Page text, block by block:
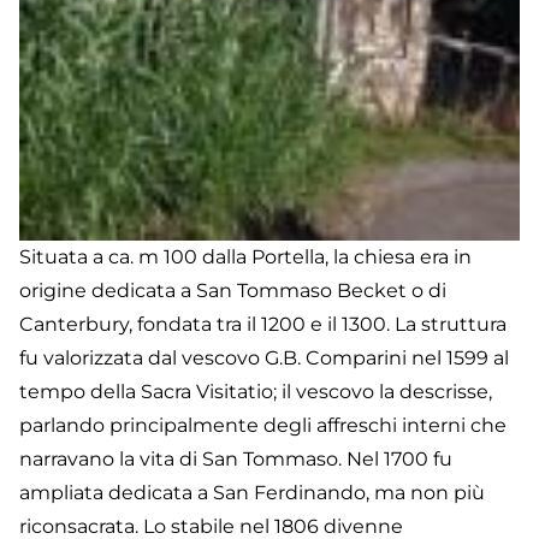
Situata a ca. m 100 dalla Portella, la chiesa era in
origine dedicata a San Tommaso Becket o di
Canterbury, fondata tra il 1200 e il 1300. La struttura
fu valorizzata dal vescovo G.B. Comparini nel 1599 al
tempo della Sacra Visitatio; il vescovo la descrisse,
parlando principalmente degli affreschi interni che
narravano la vita di San Tommaso. Nel 1700 fu
ampliata dedicata a San Ferdinando, ma non più
riconsacrata. Lo stabile nel 1806 divenne